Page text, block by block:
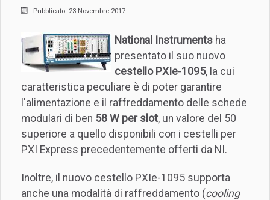
Pubblicato: 23 Novembre 2017
National Instruments ha
presentato il suo nuovo
cestello PXIe-1095, la cui
caratteristica peculiare è di poter garantire
l'alimentazione e il raffreddamento delle schede
modulari di ben 58 W per slot, un valore del 50
superiore a quello disponibili con i cestelli per
PXI Express precedentemente offerti da NI.
Inoltre, il nuovo cestello PXIe-1095 supporta
anche una modalità di raffreddamento (cooling